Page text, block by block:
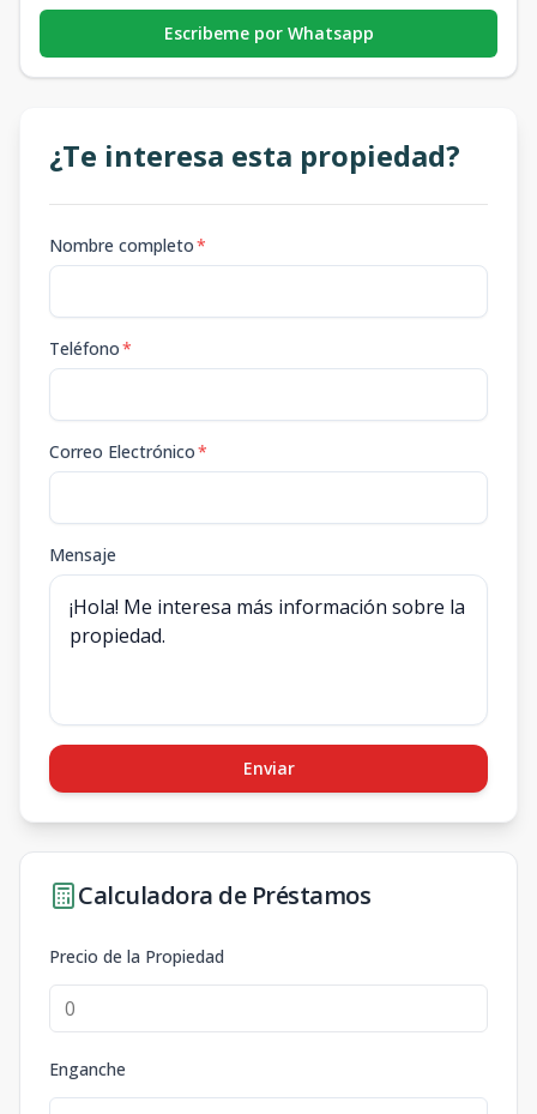
Escribeme por Whatsapp
¿Te interesa esta propiedad?
Nombre completo*
Teléfono*
Correo Electrónico*
Mensaje
Enviar
Calculadora de Préstamos
Precio de la Propiedad
Enganche